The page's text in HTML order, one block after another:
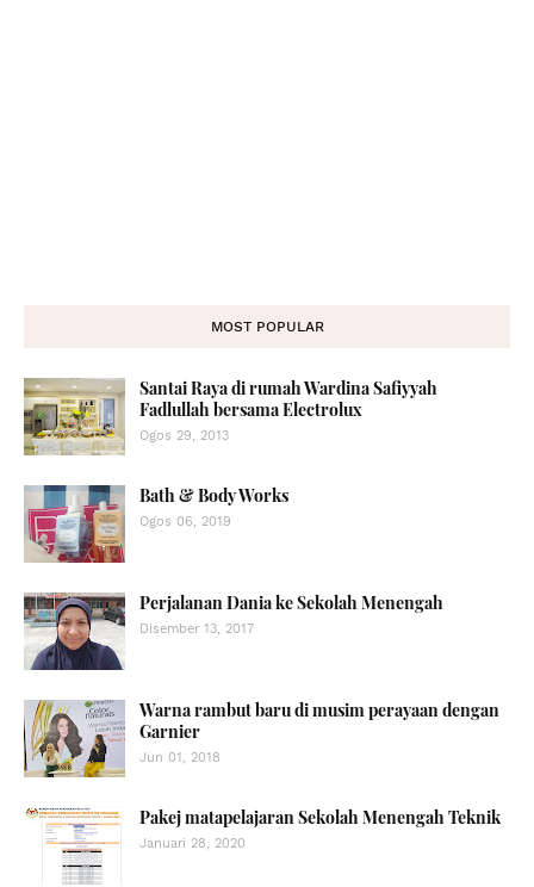
MOST POPULAR
Santai Raya di rumah Wardina Safiyyah
Fadlullah bersama Electrolux
Ogos 29, 2013
Bath & Body Works
Ogos 06, 2019
Perjalanan Dania ke Sekolah Menengah
Disember 13, 2017
Warna rambut baru di musim perayaan dengan
Garnier
Jun 01, 2018
Pakej matapelajaran Sekolah Menengah Teknik
Januari 28, 2020